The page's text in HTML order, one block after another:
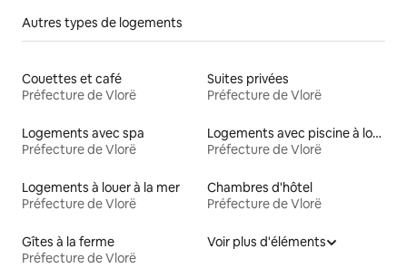
Autres types de logements
Couettes et café
Préfecture de Vlorë
Suites privées
Préfecture de Vlorë
Logements avec spa
Préfecture de Vlorë
Logements avec piscine à louer
Préfecture de Vlorë
Logements à louer à la mer
Préfecture de Vlorë
Chambres d'hôtel
Préfecture de Vlorë
Gîtes à la ferme
Préfecture de Vlorë
Voir plus d'éléments